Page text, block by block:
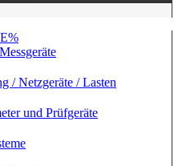
/ Netzgeräte / Lasten
und Prüfgeräte